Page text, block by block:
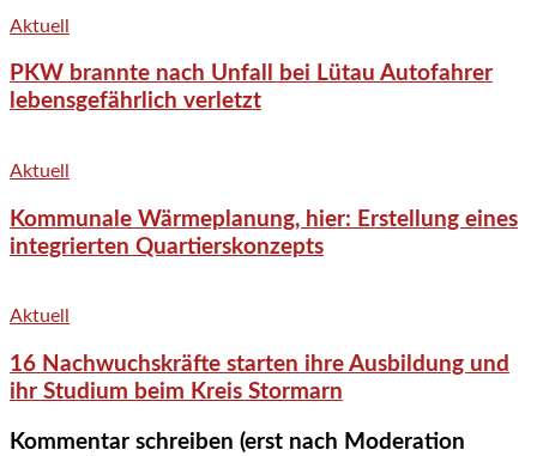
Aktuell
PKW brannte nach Unfall bei Lütau Autofahrer
lebensgefährlich verletzt
Aktuell
Kommunale Wärmeplanung, hier: Erstellung eines
integrierten Quartierskonzepts
Aktuell
16 Nachwuchskräfte starten ihre Ausbildung und
ihr Studium beim Kreis Stormarn
Kommentar schreiben (erst nach Moderation